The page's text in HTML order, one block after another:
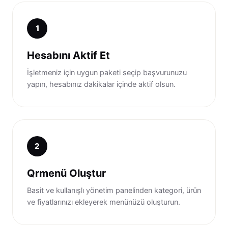
1
Hesabını Aktif Et
İşletmeniz için uygun paketi seçip başvurunuzu
yapın, hesabınız dakikalar içinde aktif olsun.
2
Qrmenü Oluştur
Basit ve kullanışlı yönetim panelinden kategori, ürün
ve fiyatlarınızı ekleyerek menünüzü oluşturun.